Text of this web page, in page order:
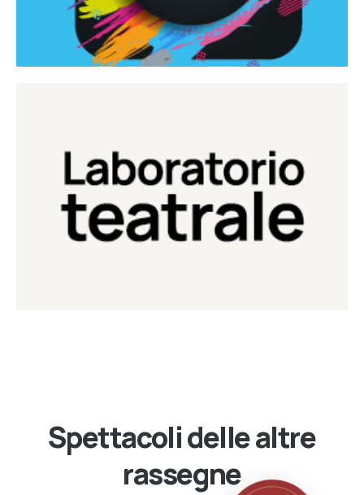
Laboratorio Teatrale
Laboratorio di teatro del Teatro Eduardo de Filippo
Continua
Spettacoli delle altre
rassegne